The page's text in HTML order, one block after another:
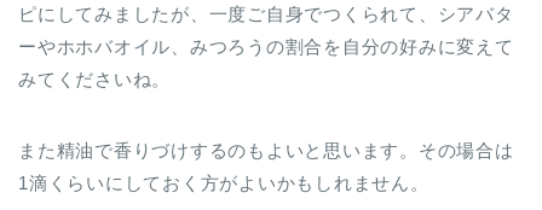
ピにしてみましたが、一度ご自身でつくられて、シアバタ
ーやホホバオイル、みつろうの割合を自分の好みに変えて
みてくださいね。
また精油で香りづけするのもよいと思います。その場合は
1滴くらいにしておく方がよいかもしれません。